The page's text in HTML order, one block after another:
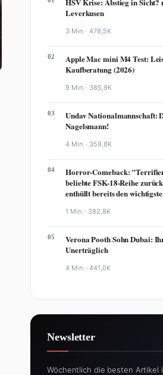
Leverkusen
3 Min. ·478,5K
02
Apple Mac mini M4 Test:
Kaufberatung (2026)
9 Min. · 385,9K
03
Undav Nationalmannschaft:
Nagelsmann!
4 Min. · 359,8K
04
Horror-Comeback:
beliebte FSK-18-Reihe
enthüllt bereits den
1 Min. · 382,8K
05
Verona Pooth Sohn Dubai:
Unerträglich
4 Min. ·441,0K
Newsletter
Wöchentlich die besten Artikel